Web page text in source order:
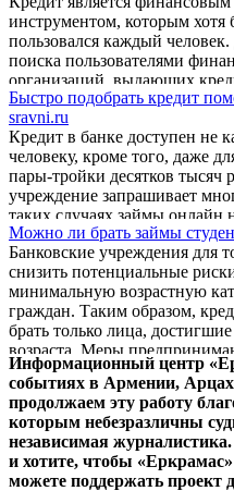
воспользоваться услугой
заем без пений, но для этого
выполнение ряда условий. О
пойдет речь.
инструментом, которым хотя
пользовался каждый
поиска пользователями
организаций, выдающих
сервис banklab.ru разместил
сайте. Это позволяет
сэкономить время, а также
условия выдачи и другие
банковских учреждений и
выбор на наиболее
Быстро подобрать кредит
sravni.ru
Кредит в банке доступен не
человеку, кроме того, даже
пары-тройки десятков тысяч
учреждение запрашивает
таких случаях займы онлайн
являются тем финансовым
который поможет получить
денег за короткий
без хлопот. В целом, у
ситуация, когда до зарплаты
недель, а денег уже не
понадобились на лечение,
прочее. Если не хочется
своих ...
Можно ли брать займы
Банковские учреждения для
снизить потенциальные
минимальную возрастную
граждан. Таким образом,
брать только лица,
возраста. Меры
минимизации просроченных
невозврата займа
частности, это касается и
учебных заведений –
Информационный центр
событиях в Армении,
продолжаем эту работу
которым небезразличны
независимая
и хотите, чтобы
можете поддержать проект